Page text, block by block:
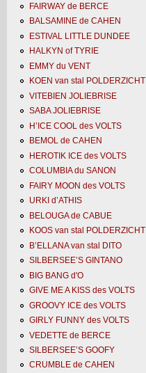
FAIRWAY de BERCE
BALSAMINE de CAHEN
ESTIVAL LITTLE DUNDEE
HALKYN of TYRIE
EMMY du VENT
KOEN van stal POLDERZICHT
VITEBIEN JOLIEBRISE
SABA JOLIEBRISE
H’ICE COOL des VOLTS
BEMOL de CAHEN
HEROTIK ICE des VOLTS
COLUMBIA du SANON
FAIRY MOON des VOLTS
URKI d’ATHIS
BELOUGA de CABUE
KOOS van stal POLDERZICHT
B’ELLANA van stal DITO
SILBERSEE’S GINTANO
BIG BANG d'O
GIVE ME A KISS des VOLTS
GROOVY ICE des VOLTS
GIRLY FUNNY des VOLTS
VEDETTE de BERCE
SILBERSEE’S GOOFY
CRUMBLE de CAHEN